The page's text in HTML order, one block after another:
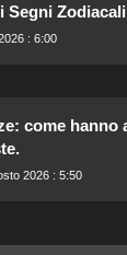
Segni Zodiacali
: 6:00
come hanno
2026 : 5:50